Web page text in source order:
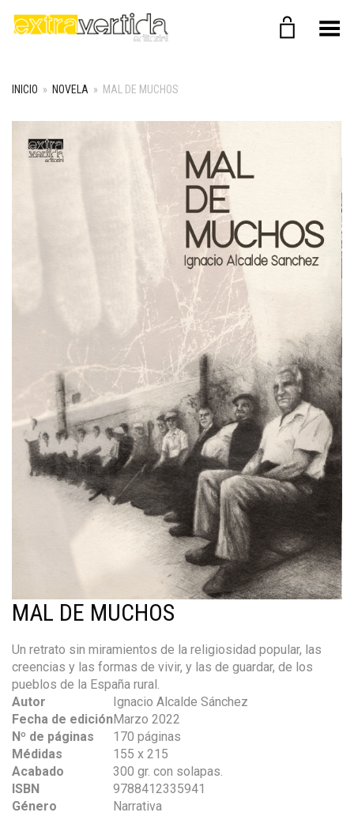
Menú
INICIO » NOVELA » MAL DE MUCHOS
MAL DE MUCHOS
Un retrato sin miramientos de la religiosidad popular, las
creencias y las formas de vivir, y las de guardar, de los
pueblos de la España rural.
Autor
Ignacio Alcalde Sánchez
Fecha de ediciónMarzo 2022
Nº de páginas
170 páginas
Médidas
155 x 215
Acabado
300 gr. con solapas.
ISBN
9788412335941
Género
Narrativa